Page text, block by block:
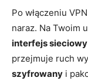
Po włączeniu
naraz. Na Twoim
interfejs sieciowy
przejmuje ruch
szyfrowany i